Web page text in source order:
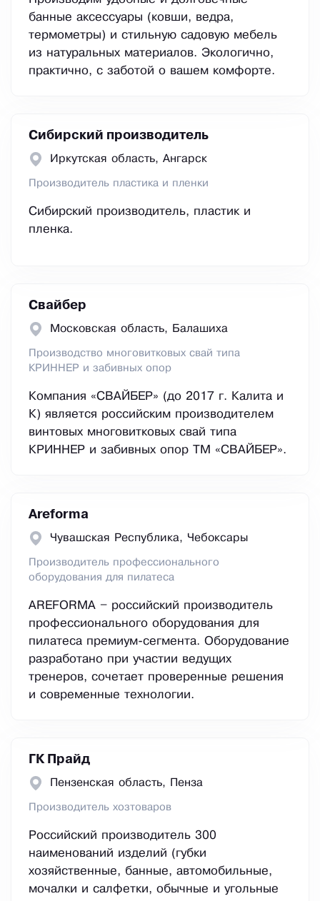
банные аксессуары (ковши, ведра,
термометры) и стильную садовую мебель
из натуральных материалов. Экологично,
практично, с заботой о вашем комфорте.
Сибирский производитель
Иркутская область, Ангарск
Производитель пластика и пленки
Сибирский производитель, пластик и
пленка.
Свайбер
Московская область, Балашиха
Производство многовитковых свай типа
КРИННЕР и забивных опор
Компания «СВАЙБЕР» (до 2017 г. Калита и
К) является российским производителем
винтовых многовитковых свай типа
КРИННЕР и забивных опор ТМ «СВАЙБЕР».
Areforma
Чувашская Республика, Чебоксары
Производитель профессионального
оборудования для пилатеса
AREFORMA – российский производитель
профессионального оборудования для
пилатеса премиум-сегмента. Оборудование
разработано при участии ведущих
тренеров, сочетает проверенные решения
и современные технологии.
ГК Прайд
Пензенская область, Пенза
Производитель хозтоваров
Российский производитель 300
наименований изделий (губки
хозяйственные, банные, автомобильные,
мочалки и салфетки, обычные и угольные